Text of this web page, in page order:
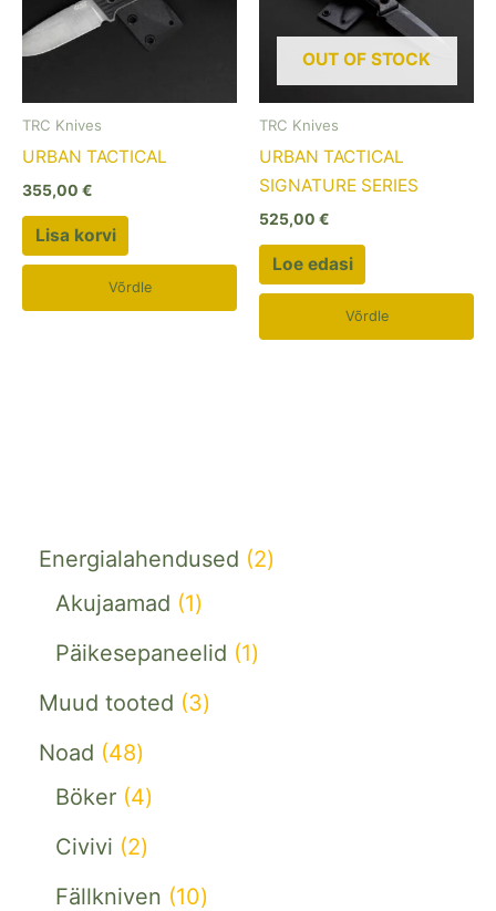
Energialahendused
2
Akujaamad
1
Päikesepaneelid
1
Muud tooted
3
Noad
48
Böker 4
Civivi
2
Fällkniven
10
TRC Knives
URBAN TACTICAL
355,00 €
Lisa korvi
Võrdle
OUT OF STOCK
TRC Knives
URBAN TACTICAL
SIGNATURE SERIES
525,00 €
Loe edasi
Võrdle